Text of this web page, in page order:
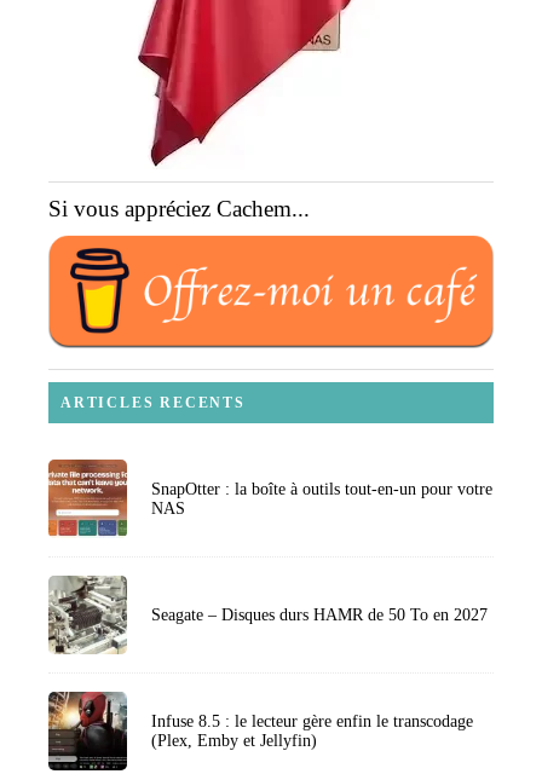
Si vous appréciez Cachem...
ARTICLES RECENTS
SnapOtter : la boîte à outils tout-en-un pour votre
NAS
Seagate – Disques durs HAMR de 50 To en 2027
Infuse 8.5 : le lecteur gère enfin le transcodage
(Plex, Emby et Jellyfin)